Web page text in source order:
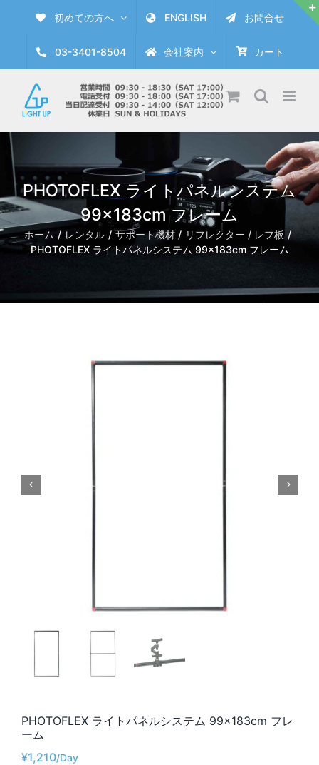
初めての方へ ENGLISH お問合せ
03-3401-8504 会社案内 カート
PHOTOFLEX ライトパネルシステム
99×183cm フレーム
ホーム レンタル サポート機材
リフレクター / レフ板
PHOTOFLEX ライトパネルシステム 99×183cm フレーム
PHOTOFLEX ライトパネルシステム 99×183cm フレ
ーム
¥1,210